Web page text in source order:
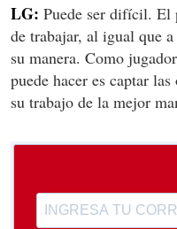
LG: Puede ser difícil. El
de trabajar, al igual que
su manera. Como
puede hacer es captar
su trabajo de la mejor